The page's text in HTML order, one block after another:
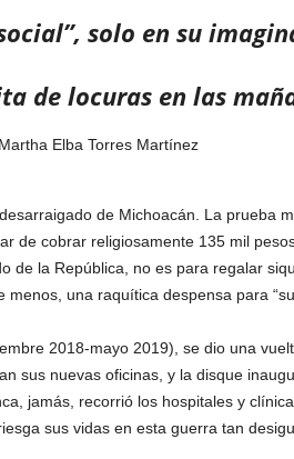
solo en su
de locuras en las
Elba Torres Martínez
de Michoacán. La prueba
de cobrar religiosamente 135 mil
de la República, no es para regalar
una raquítica despensa para
2018-mayo 2019), se dio una
sus nuevas oficinas, y la disque
jamás, recorrió los hospitales y
sus vidas en esta guerra tan